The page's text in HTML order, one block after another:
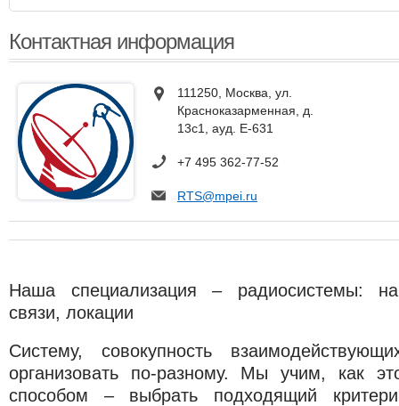
Контактная информация
111250, Москва, ул.
Красноказарменная, д.
13с1, ауд. Е-631
+7 495 362-77-52
RTS@mpei.ru
Наша специализация – радиосистемы:
связи, локации
Систему, совокупность
организовать по-разному. Мы учим, как
способом – выбрать подходящий